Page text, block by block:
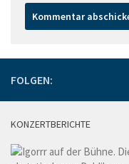
FOLGEN:
KONZERTBERICHTE